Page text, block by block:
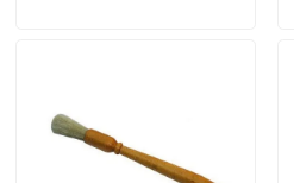
Ποιοτικός έλεγχος